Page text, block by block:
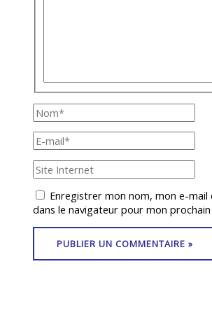
Nom*
E-
mail*
Site
Internet
Enregistrer mon nom, mon e-mail
dans le navigateur pour mon